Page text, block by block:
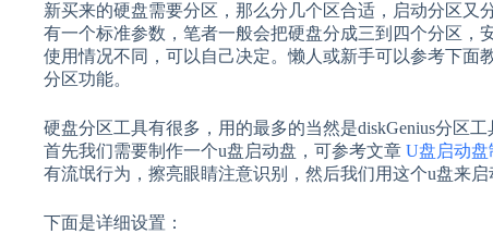
新买来的硬盘需要分区，那么分几个区合适，启动分区
有一个标准参数，笔者一般会把硬盘分成三到四个分区，
使用情况不同，可以自己决定。懒人或新手可以参考下面
分区功能。
硬盘分区工具有很多，用的最多的当然是diskGenius分区工
首先我们需要制作一个u盘启动盘，可参考文章 U盘启动盘
有流氓行为，擦亮眼睛注意识别，然后我们用这个u盘来
下面是详细设置：